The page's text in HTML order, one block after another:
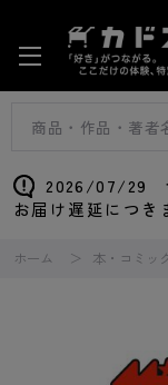
2026/07/29
お届け遅延につき
ホーム 本・コミッ